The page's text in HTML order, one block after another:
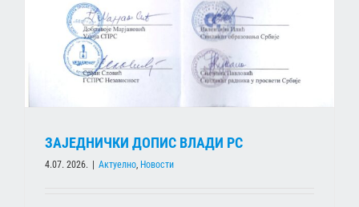
ЗАЈЕДНИЧКИ ДОПИС ВЛАДИ РС
4.07. 2026. | Актуелно Новости